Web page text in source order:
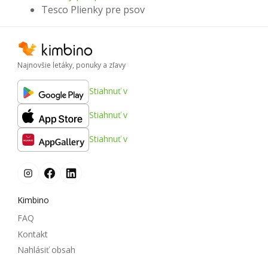
Tesco Plienky pre psov
Najnovšie letáky, ponuky a zľavy
Stiahnuť v
Stiahnuť v
Stiahnuť v
Kimbino
FAQ
Kontakt
Nahlásiť obsah